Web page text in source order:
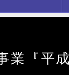
業『平